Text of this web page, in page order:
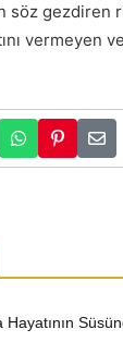
söz gezdiren
vermeyen
Hayatının